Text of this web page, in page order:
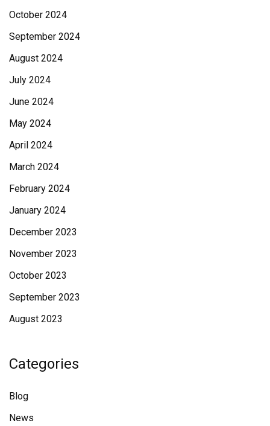
October 2024
September 2024
August 2024
July 2024
June 2024
May 2024
April 2024
March 2024
February 2024
January 2024
December 2023
November 2023
October 2023
September 2023
August 2023
Categories
Blog
News